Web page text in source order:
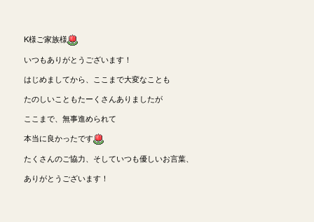
K様ご家族様
いつもありがとうございます！
はじめましてから、ここまで大変なことも
たのしいこともたーくさんありましたが
ここまで、無事進められて
本当に良かったです
たくさんのご協力、そしていつも優しいお言葉、
ありがとうございます！